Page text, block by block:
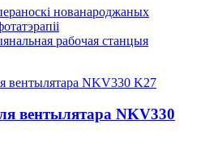
нованароджаных
рабочая станцыя
вентылятара NKV330